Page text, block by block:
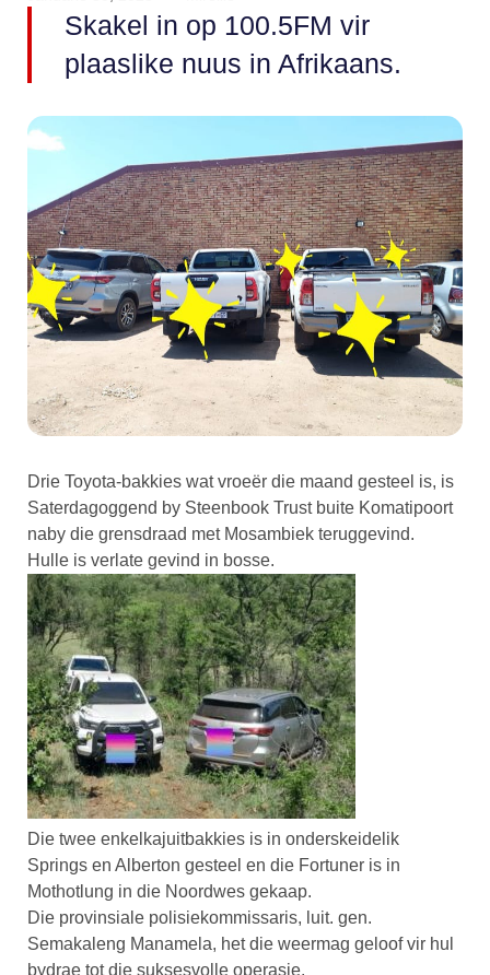
Skakel in op 100.5FM vir
plaaslike nuus in Afrikaans.
Drie Toyota-bakkies wat vroeër die maand gesteel is, is
Saterdagoggend by Steenbook Trust buite Komatipoort
naby die grensdraad met Mosambiek teruggevind.
Hulle is verlate gevind in bosse.
Die twee enkelkajuitbakkies is in onderskeidelik
Springs en Alberton gesteel en die Fortuner is in
Mothotlung in die Noordwes gekaap.
Die provinsiale polisiekommissaris, luit. gen.
Semakaleng Manamela, het die weermag geloof vir hul
bydrae tot die suksesvolle operasie.